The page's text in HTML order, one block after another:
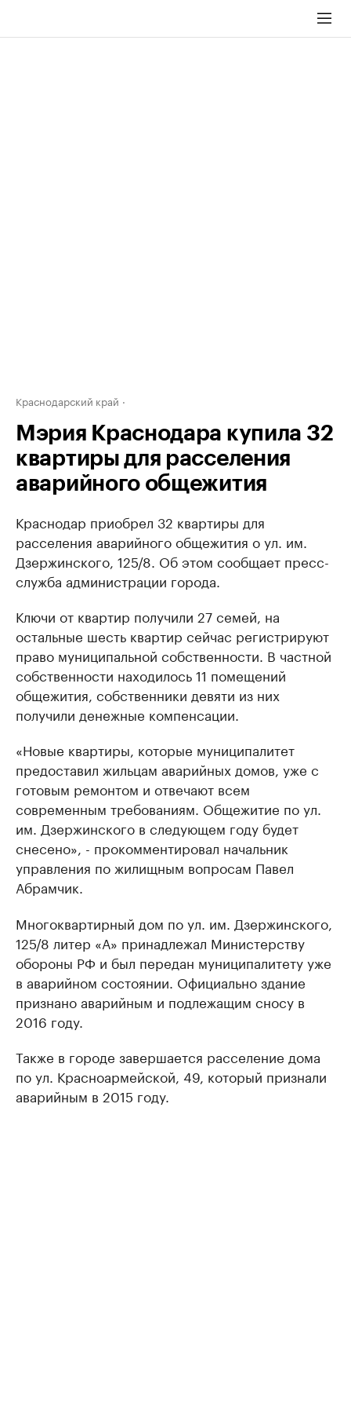
Краснодарский край
Мэрия Краснодара купила 32
квартиры для расселения
аварийного общежития
Краснодар приобрел 32 квартиры для
расселения аварийного общежития о ул. им.
Дзержинского, 125/8. Об этом сообщает пресс-
служба администрации города.
Ключи от квартир получили 27 семей, на
остальные шесть квартир сейчас регистрируют
право муниципальной собственности. В частной
собственности находилось 11 помещений
общежития, собственники девяти из них
получили денежные компенсации.
«Новые квартиры, которые муниципалитет
предоставил жильцам аварийных домов, уже с
готовым ремонтом и отвечают всем
современным требованиям. Общежитие по ул.
им. Дзержинского в следующем году будет
снесено», - прокомментировал начальник
управления по жилищным вопросам Павел
Абрамчик.
Многоквартирный дом по ул. им. Дзержинского,
125/8 литер «А» принадлежал Министерству
обороны РФ и был передан муниципалитету уже
в аварийном состоянии. Официально здание
признано аварийным и подлежащим сносу в
2016 году.
Также в городе завершается расселение дома
по ул. Красноармейской, 49, который признали
аварийным в 2015 году.